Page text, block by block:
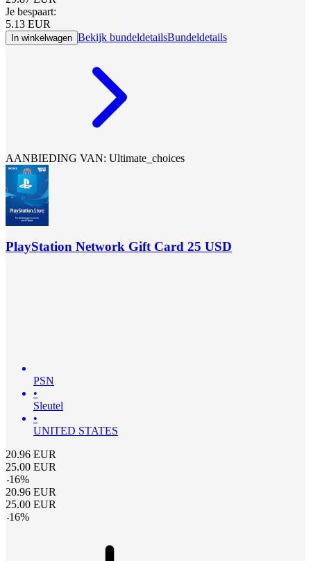
Je bespaart:
5.13 EUR
In winkelwagen Bekijk bundeldetailsBundeldetails
AANBIEDING VAN: Ultimate_choices
PlayStation Network Gift Card 25 USD
PSN
•
Sleutel
•
UNITED STATES
20.96 EUR
25.00 EUR
-16%
20.96 EUR
25.00 EUR
-16%